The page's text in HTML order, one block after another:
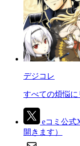
デジコレ
すべての煩悩
eコミ公式
開きます）